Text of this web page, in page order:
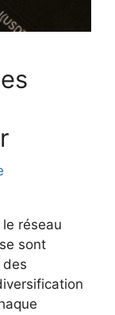
réseau
sont